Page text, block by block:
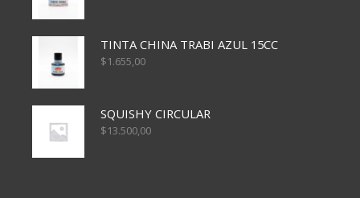
TINTA CHINA TRABI AZUL 15CC
$1.655,00
SQUISHY CIRCULAR
$13.500,00